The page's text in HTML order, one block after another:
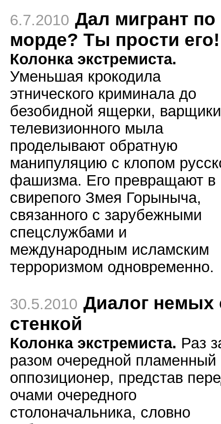
6.7.2010 Дал мигрант по
морде? Ты прости его!
Колонка экстремиста.
Уменьшая крокодила
этнического криминала до
безобидной ящерки, варщики
телевизионного мыла
проделывают обратную
манипуляцию с клопом
фашизма. Его превращают в
свирепого Змея Горыныча,
связанного с зарубежными
спецслужбами и
международным исламским
терроризмом одновременно.
30.5.2010 Диалог немых
стенкой
Колонка экстремиста. Раз
разом очередной пламенный
оппозиционер, представ
очами очередного
столоначальника, словно